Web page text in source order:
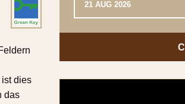
ist dies
das